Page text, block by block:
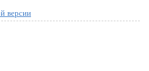
версии